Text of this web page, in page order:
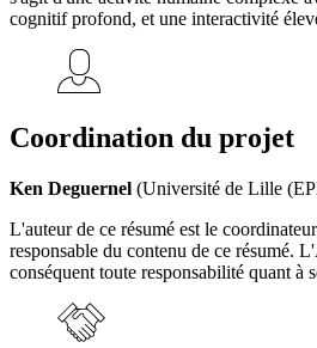
cognitif profond, et une interactivité
Coordination du projet
Ken Deguernel (Université de Lille
L'auteur de ce résumé est le
responsable du contenu de ce résumé.
conséquent toute responsabilité quant à